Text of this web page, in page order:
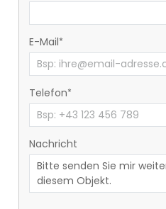
E-Mail
Telefon
Nachricht